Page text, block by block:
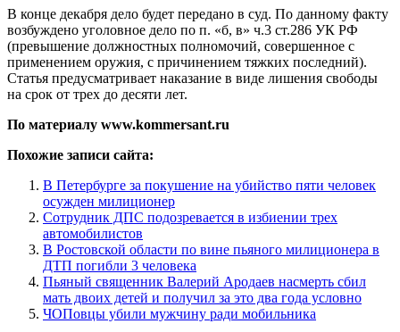
В конце декабря дело будет передано в суд. По данному факту
возбуждено уголовное дело по п. «б, в» ч.3 ст.286 УК РФ
(превышение должностных полномочий, совершенное с
применением оружия, с причинением тяжких последний).
Статья предусматривает наказание в виде лишения свободы
на срок от трех до десяти лет.
По материалу www.kommersant.ru
Похожие записи сайта:
В Петербурге за покушение на убийство пяти человек
осужден милиционер
Сотрудник ДПС подозревается в избиении трех
автомобилистов
В Ростовской области по вине пьяного милиционера в
ДТП погибли 3 человека
Пьяный священник Валерий Ародаев насмерть сбил
мать двоих детей и получил за это два года условно
ЧОПовцы убили мужчину ради мобильника